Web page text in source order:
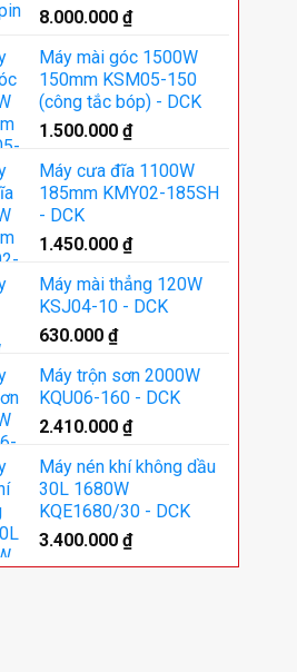
8.000.000 ₫
Máy mài góc 1500W
150mm KSM05-150
(công tắc bóp) - DCK
1.500.000 ₫
Máy cưa đĩa 1100W
185mm KMY02-185SH
- DCK
1.450.000 ₫
Máy mài thẳng 120W
KSJ04-10 - DCK
630.000 ₫
Máy trộn sơn 2000W
KQU06-160 - DCK
2.410.000 ₫
Máy nén khí không dầu
30L 1680W
KQE1680/30 - DCK
3.400.000 ₫